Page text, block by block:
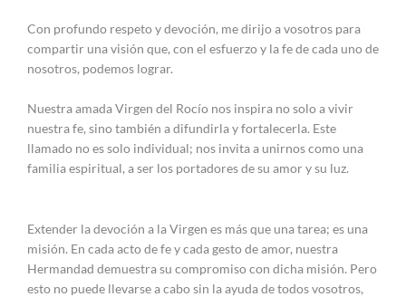
Con profundo respeto y devoción, me dirijo a vosotros para
compartir una visión que, con el esfuerzo y la fe de cada uno de
nosotros, podemos lograr.
Nuestra amada Virgen del Rocío nos inspira no solo a vivir
nuestra fe, sino también a difundirla y fortalecerla. Este
llamado no es solo individual; nos invita a unirnos como una
familia espiritual, a ser los portadores de su amor y su luz.
Extender la devoción a la Virgen es más que una tarea; es una
misión. En cada acto de fe y cada gesto de amor, nuestra
Hermandad demuestra su compromiso con dicha misión. Pero
esto no puede llevarse a cabo sin la ayuda de todos vosotros,